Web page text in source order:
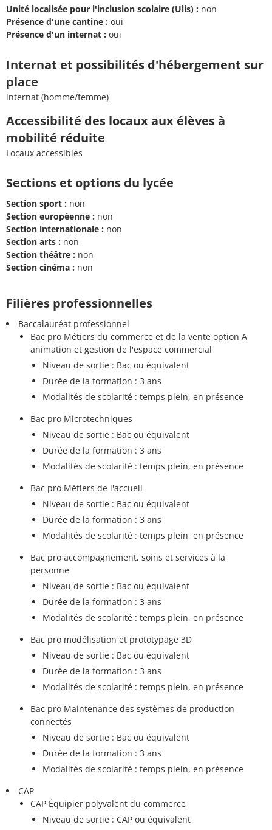
Unité localisée pour l'inclusion scolaire (Ulis) : non
Présence d'une cantine : oui
Présence d'un internat : oui
Internat et possibilités d'hébergement sur
place
internat (homme/femme)
Accessibilité des locaux aux élèves à
mobilité réduite
Locaux accessibles
Sections et options du lycée
Section sport : non
Section européenne : non
Section internationale : non
Section arts : non
Section théâtre : non
Section cinéma : non
Filières professionnelles
Baccalauréat professionnel
Bac pro Métiers du commerce et de la vente option A
animation et gestion de l'espace commercial
Niveau de sortie : Bac ou équivalent
Durée de la formation : 3 ans
Modalités de scolarité : temps plein, en présence
Bac pro Microtechniques
Niveau de sortie : Bac ou équivalent
Durée de la formation : 3 ans
Modalités de scolarité : temps plein, en présence
Bac pro Métiers de l'accueil
Niveau de sortie : Bac ou équivalent
Durée de la formation : 3 ans
Modalités de scolarité : temps plein, en présence
Bac pro accompagnement, soins et services à la
personne
Niveau de sortie : Bac ou équivalent
Durée de la formation : 3 ans
Modalités de scolarité : temps plein, en présence
Bac pro modélisation et prototypage 3D
Niveau de sortie : Bac ou équivalent
Durée de la formation : 3 ans
Modalités de scolarité : temps plein, en présence
Bac pro Maintenance des systèmes de production
connectés
Niveau de sortie : Bac ou équivalent
Durée de la formation : 3 ans
Modalités de scolarité : temps plein, en présence
CAP
CAP Équipier polyvalent du commerce
Niveau de sortie : CAP ou équivalent